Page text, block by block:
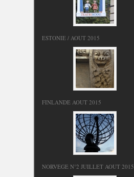
ESTONIE / AOUT 2015
FINLANDE AOUT 2015
NORVEGE N°2 JUILLET AOUT 2015